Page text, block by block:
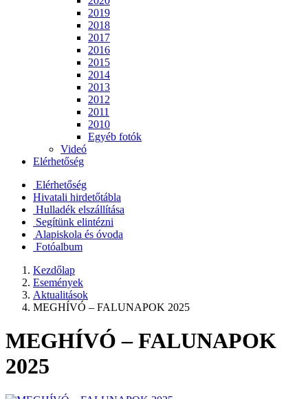
2019
2018
2017
2016
2015
2014
2013
2012
2011
2010
Egyéb fotók
Videó
Elérhetőség
Elérhetőség
Hivatali hirdetőtábla
Hulladék elszállítása
Segítünk elintézni
Alapiskola és óvoda
Fotóalbum
Kezdőlap
Események
Aktualitások
MEGHÍVÓ – FALUNAPOK 2025
MEGHÍVÓ – FALUNAPOK
2025